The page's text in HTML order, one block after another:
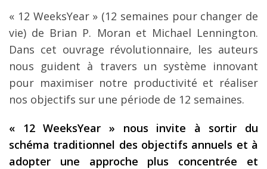
« 12 WeeksYear » (12 semaines pour changer de
vie) de Brian P. Moran et Michael Lennington.
Dans cet ouvrage révolutionnaire, les auteurs
nous guident à travers un système innovant
pour maximiser notre productivité et réaliser
nos objectifs sur une période de 12 semaines.
« 12 WeeksYear » nous invite à sortir du
schéma traditionnel des objectifs annuels et à
adopter une approche plus concentrée et